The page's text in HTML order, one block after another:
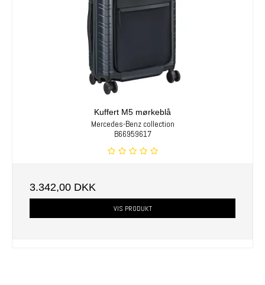
Kuffert M5 mørkeblå
Mercedes-Benz collection
B66959617
3.342,00 DKK
VIS PRODUKT